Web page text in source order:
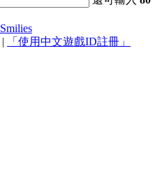
Smilies
| 「使用中文遊戲ID註冊」